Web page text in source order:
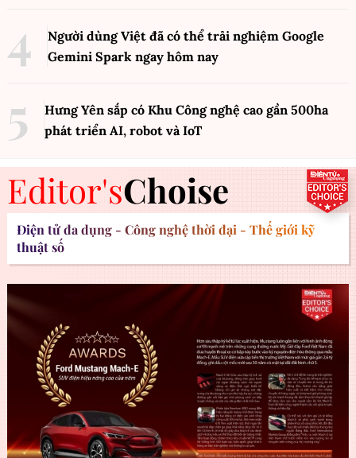
Người dùng Việt đã có thể trải nghiệm Google
Gemini Spark ngay hôm nay
Hưng Yên sắp có Khu Công nghệ cao gần 500ha
phát triển AI, robot và IoT
Editor'sChoise
Điện tử đa dụng - Công nghệ thời đại - Thế giới kỹ
thuật số